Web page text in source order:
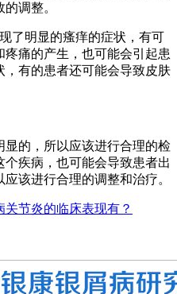
调整。
了明显的瘙痒的症状，有可
痛的产生，也可能会引起患
有的患者还可能会导致皮肤
的，所以应该进行合理的检
疾病，也可能会导致患者出
该进行合理的调整和治疗。
节炎的临床表现有？